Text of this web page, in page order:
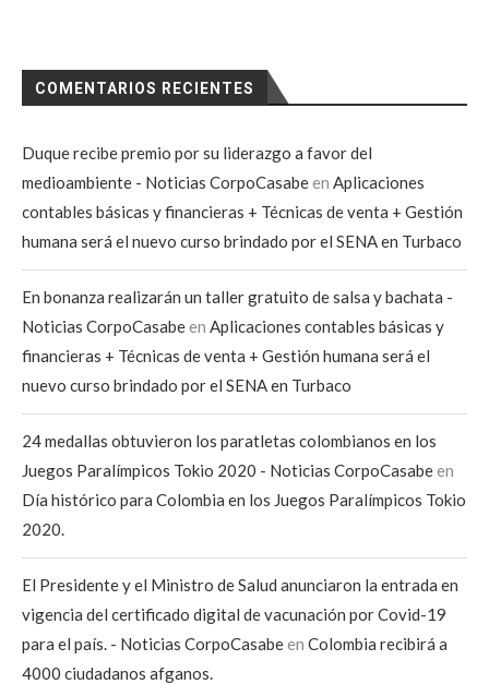
COMENTARIOS RECIENTES
Duque recibe premio por su liderazgo a favor del
medioambiente - Noticias CorpoCasabeen Aplicaciones
contables básicas y financieras + Técnicas de venta + Gestión
humana será el nuevo curso brindado por el SENA en Turbaco
En bonanza realizarán un taller gratuito de salsa y bachata -
Noticias CorpoCasabeen Aplicaciones contables básicas y
financieras + Técnicas de venta + Gestión humana será el
nuevo curso brindado por el SENA en Turbaco
24 medallas obtuvieron los paratletas colombianos en los
Juegos Paralímpicos Tokio 2020 - Noticias CorpoCasabeen
Día histórico para Colombia en los Juegos Paralímpicos Tokio
2020.
El Presidente y el Ministro de Salud anunciaron la entrada en
vigencia del certificado digital de vacunación por Covid-19
para el país. - Noticias CorpoCasabeen Colombia recibirá a
4000 ciudadanos afganos.